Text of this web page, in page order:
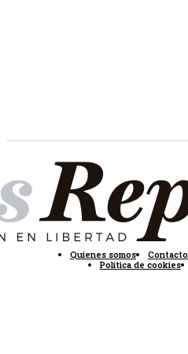
Quienes somos Contacto
Política de cookies